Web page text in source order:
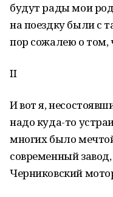
будут рады мои
на поездку были с
пор сожалею о
II
И вот я,
надо куда-то
многих было
современный
Черниковский